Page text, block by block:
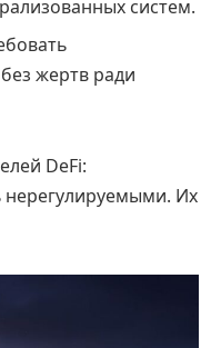
систем.
без жертв ради
DeFi:
Их